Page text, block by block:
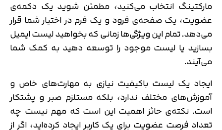
مارکتینگ انتخاب می‌کنید، مطمئن شوید یک دکمه‌ی
عضویت، یک صفحه‌ی فرود و یک فرم در اختیار شما قرار
می‌دهد. تمام این ویژگی‌ها زمانی که بخواهید لیست ایمیل
بسازید یا لیست موجود را توسعه دهید به کمک شما
می‌آیند.
ایجاد یک لیست باکیفیت نیازی به مهارت‌های خاص و
آموزش‌های مختلف ندارد، بلکه مستلزم صبر و پشتکار
است. نکته‌ی حائز اهمیت این است که مهم نیست چه
تعداد فرصت عضویت برای یک کاربر ایجاد کرده‌اید، اگر از